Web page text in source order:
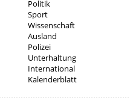
Politik
Sport
Wissenschaft
Ausland
Polizei
Unterhaltung
International
Kalenderblatt